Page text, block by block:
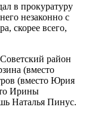
в прокуратуру
незаконно с
скорее всего,
район
(вместо
(вместо Юрия
Ирины
Наталья Пинус.